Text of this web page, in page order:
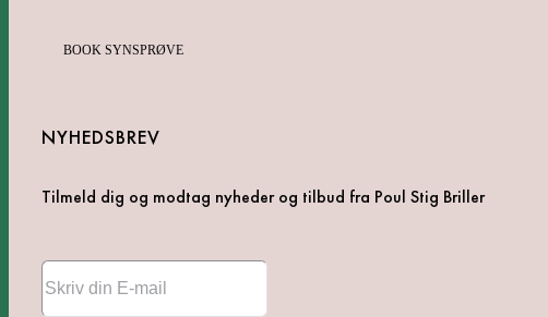
BOOK SYNSPRØVE
NYHEDSBREV
Tilmeld dig og modtag nyheder og tilbud fra Poul Stig Briller